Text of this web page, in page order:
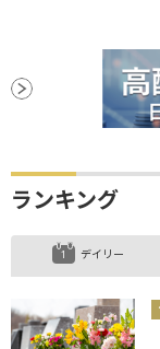
ランキング
デイリー